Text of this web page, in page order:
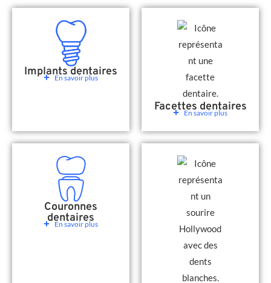
Implants dentaires
En savoir plus
Facettes dentaires
En savoir plus
Couronnes
dentaires
En savoir plus